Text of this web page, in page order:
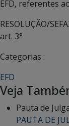
EFD, referentes
RESOLUÇÃO/
art. 3°
Categorias :
EFD
Veja
Pauta de
PAUTA DE